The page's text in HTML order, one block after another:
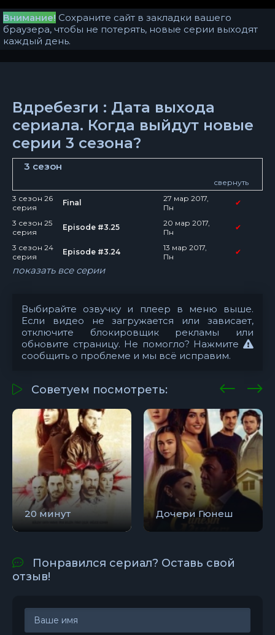
Внимание! Сохраните сайт в закладки вашего
браузера, чтобы не потерять, новые серии выходят
каждый день.
Вдребезги : Дата выхода
сериала. Когда выйдут новые
серии 3 сезона?
3 сезон
свернуть
3 сезон 26
серия
Final
27 мар 2017,
Пн
✔
3 сезон 25
серия
Episode #3.25
20 мар 2017,
Пн
✔
3 сезон 24
серия
Episode #3.24
13 мар 2017,
Пн
✔
показать все серии
Выбирайте озвучку и плеер в меню выше.
Если видео не загружается или зависает,
отключите блокировщик рекламы или
обновите страницу. Не помогло? Нажмите
сообщить о проблеме и мы всё исправим.
Советуем посмотреть:
20 минут Дочери Гюнеш
Понравился сериал? Оставь свой
отзыв!